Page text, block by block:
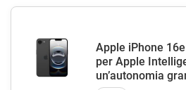
Apple iPhone
per Apple
un’autonomia